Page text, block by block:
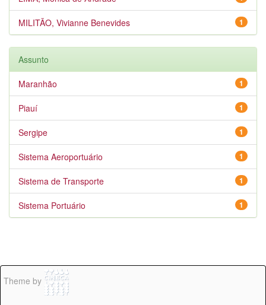
1
MILITÃO, Vivianne Benevides
Assunto
1
Maranhão
1
Piauí
1
Sergipe
1
Sistema Aeroportuário
1
Sistema de Transporte
1
Sistema Portuário
Theme by